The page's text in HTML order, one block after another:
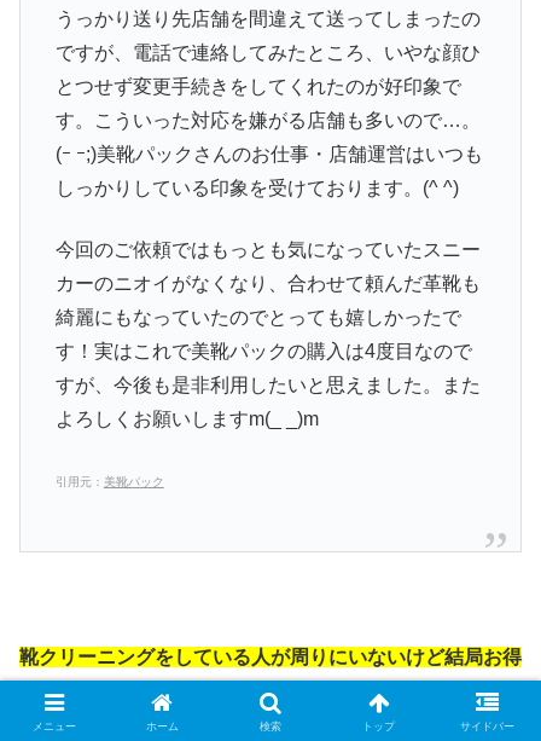
うっかり送り先店舗を間違えて送ってしまったの
ですが、電話で連絡してみたところ、いやな顔ひ
とつせず変更手続きをしてくれたのが好印象で
す。こういった対応を嫌がる店舗も多いので…。
(ｰ ｰ;)美靴パックさんのお仕事・店舗運営はいつも
しっかりしている印象を受けております。(^ ^)
今回のご依頼ではもっとも気になっていたスニー
カーのニオイがなくなり、合わせて頼んだ革靴も
綺麗にもなっていたのでとっても嬉しかったで
す！実はこれで美靴パックの購入は4度目なので
すが、今後も是非利用したいと思えました。また
よろしくお願いしますm(_ _)m
引用元： 美靴パック
靴クリーニングをしている人が周りにいないけど結局お得
なの？
メニュー ホーム 検索 トップ サイドバー